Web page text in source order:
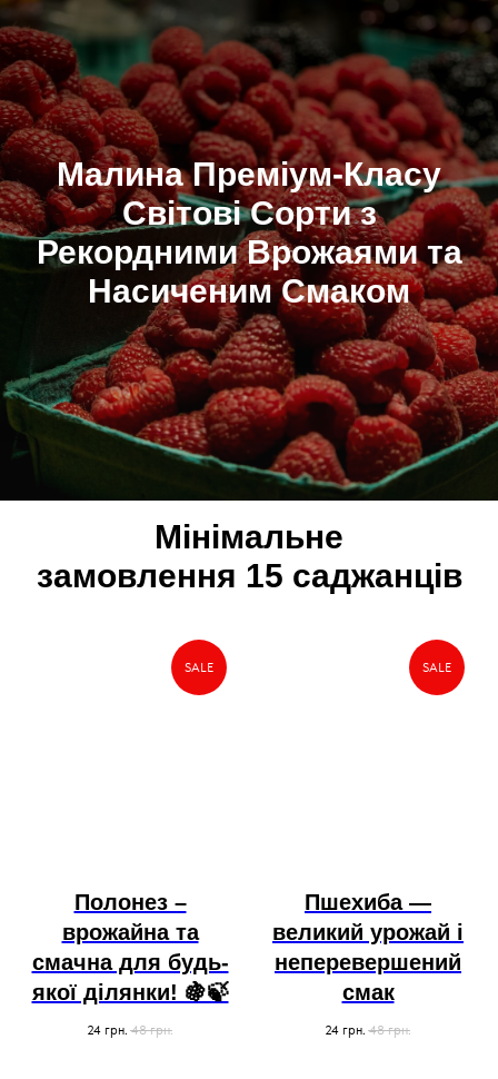
Малина Преміум-Класу
Світові Сорти з
Рекордними Врожаями та
Насиченим Смаком
Мінімальне
замовлення 15 саджанців
SALE
Полонез –
врожайна та
смачна для будь-
якої ділянки! 🍇🍃
24 грн. 48 грн.
SALE
Пшехиба —
великий урожай і
неперевершений
смак
24 грн. 48 грн.